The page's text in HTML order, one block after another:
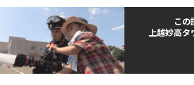
この
上越妙高